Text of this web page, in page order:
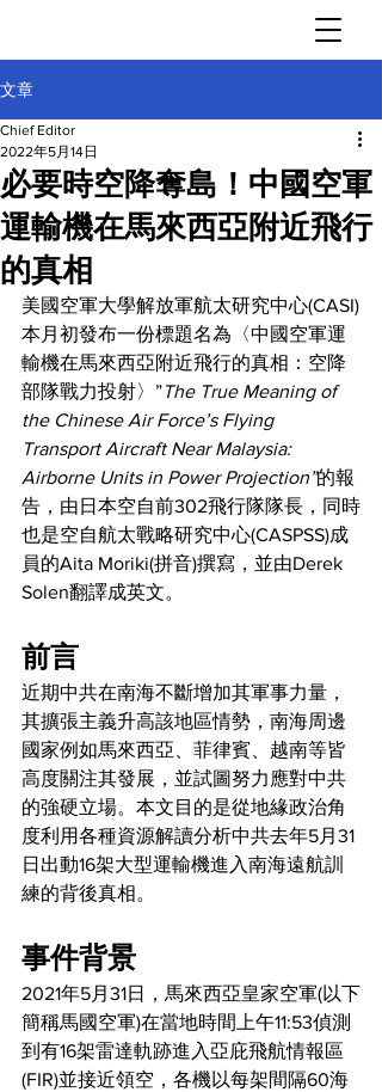
文章
必要時空降奪島！中國空軍
運輸機在馬來西亞附近飛行
的真相
Chief Editor
2022年5月14日
美國空軍大學解放軍航太研究中心(CASI)
本月初發布一份標題名為〈中國空軍運
輸機在馬來西亞附近飛行的真相：空降
部隊戰力投射〉”The True Meaning of
the Chinese Air Force’s Flying
Transport Aircraft Near Malaysia:
Airborne Units in Power Projection”的報
告，由日本空自前302飛行隊隊長，同時
也是空自航太戰略研究中心(CASPSS)成
員的Aita Moriki(拼音)撰寫，並由Derek
Solen翻譯成英文。
前言
近期中共在南海不斷增加其軍事力量，
其擴張主義升高該地區情勢，南海周邊
國家例如馬來西亞、菲律賓、越南等皆
高度關注其發展，並試圖努力應對中共
的強硬立場。本文目的是從地緣政治角
度利用各種資源解讀分析中共去年5月31
日出動16架大型運輸機進入南海遠航訓
練的背後真相。
事件背景
2021年5月31日，馬來西亞皇家空軍(以下
簡稱馬國空軍)在當地時間上午11:53偵測
到有16架雷達軌跡進入亞庇飛航情報區
(FIR)並接近領空，各機以每架間隔60海